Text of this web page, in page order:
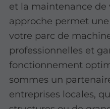
et la maintenance de
approche permet
votre parc de
professionnelles et
fonctionnement
sommes un
entreprises locales,